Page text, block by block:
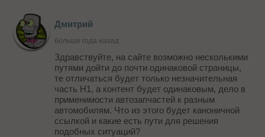
Дмитрий
больше года назад
Здравствуйте, на сайте возможно несколькими
путями дойти до почти одинаковой страницы,
те отличаться будет только незначительная
часть H1, а контент будет одинаковым, дело в
применимости автозапчастей к разным
автомобилям. Что из этого будет каноничной
ссылкой и какие есть пути для решения
подобных ситуаций?